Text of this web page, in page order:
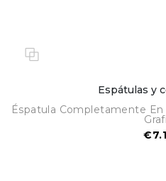
Espátulas y
Éspatula Completamente